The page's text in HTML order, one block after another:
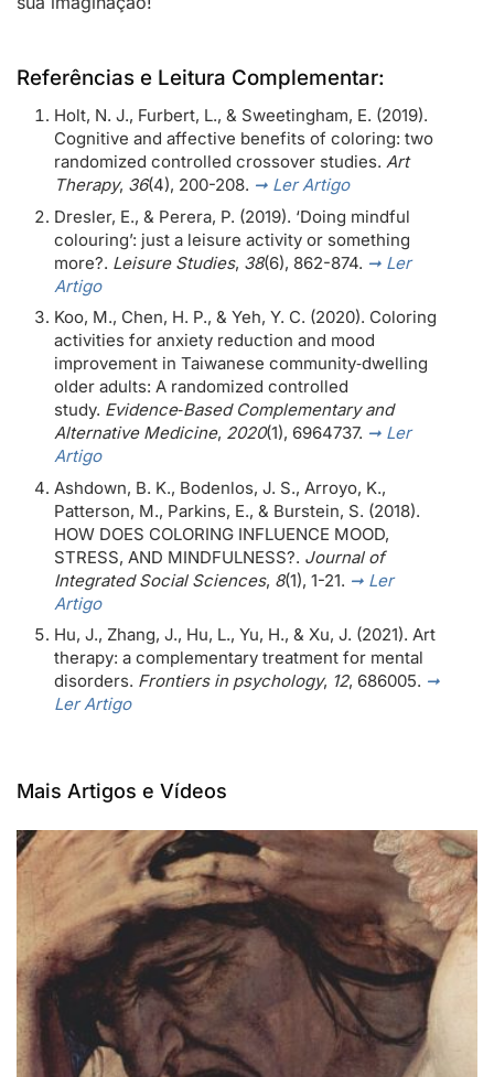
Referências e Leitura Complementar:
Holt, N. J., Furbert, L., & Sweetingham, E. (2019).
Cognitive and affective benefits of coloring: two
randomized controlled crossover studies.Art
Therapy, 36(4), 200-208. ➞ Ler Artigo
Dresler, E., & Perera, P. (2019). ‘Doing mindful
colouring’: just a leisure activity or something
more?. Leisure Studies, 38(6), 862-874. ➞ Ler
Artigo
Koo, M., Chen, H. P., & Yeh, Y. C. (2020). Coloring
activities for anxiety reduction and mood
improvement in Taiwanese community‐dwelling
older adults: A randomized controlled
study. Evidence‐Based Complementary and
Alternative Medicine, 2020(1), 6964737. ➞ Ler
Artigo
Ashdown, B. K., Bodenlos, J. S., Arroyo, K.,
Patterson, M., Parkins, E., & Burstein, S. (2018).
HOW DOES COLORING INFLUENCE MOOD,
STRESS, AND MINDFULNESS?. Journal of
Integrated Social Sciences, 8(1), 1-21. ➞ Ler
Artigo
Hu, J., Zhang, J., Hu, L., Yu, H., & Xu, J. (2021). Art
therapy: a complementary treatment for mental
disorders. Frontiers in psychology, 12, 686005. ➞
Ler Artigo
Mais Artigos e Vídeos